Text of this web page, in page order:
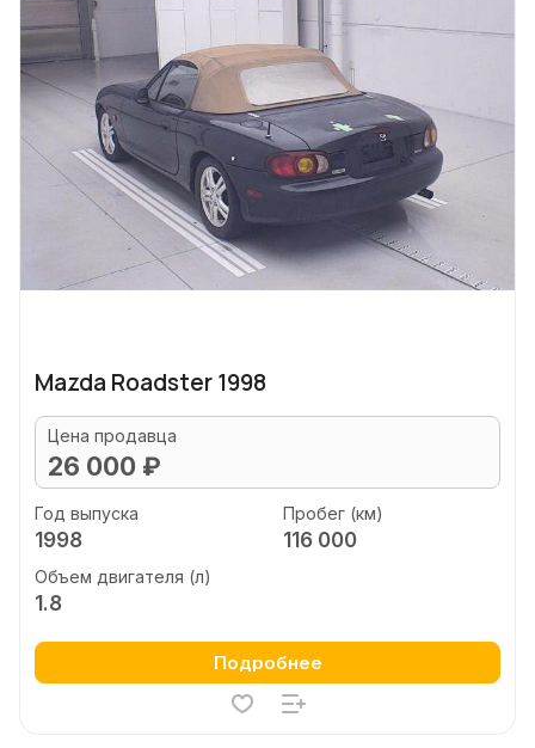
Mazda Roadster 1998
Цена продавца
26 000 ₽
Год выпуска
1998
Пробег (км)
116 000
Объем двигателя (л)
1.8
Подробнее